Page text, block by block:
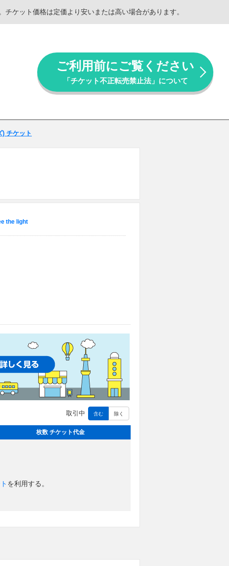
ケット価格は定価より安いまたは高い場合があります。
ご利用前にご覧ください
「チケット不正転売禁止法」について
チケット
the light
取引中 含む 除く
枚数 チケット代金
を利用する。